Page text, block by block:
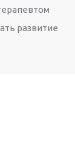
развитие